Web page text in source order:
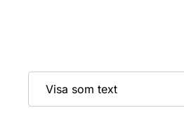
Visa som text